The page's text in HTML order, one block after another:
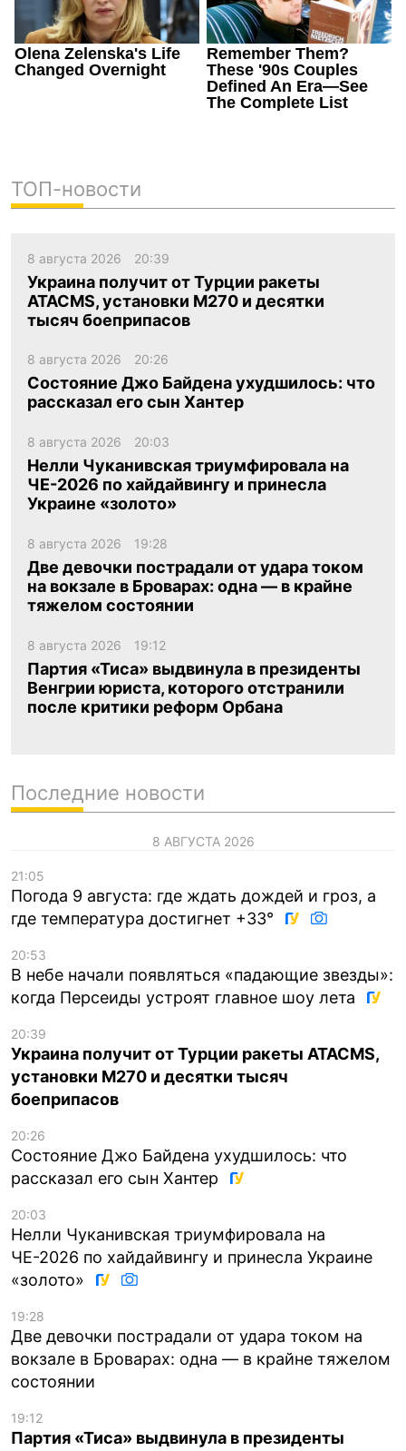
ТОП-новости
8 августа 2026 20:39
Украина получит от Турции ракеты
ATACMS, установки M270 и десятки
тысяч боеприпасов
8 августа 2026 20:26
Состояние Джо Байдена ухудшилось: что
рассказал его сын Хантер
8 августа 2026 20:03
Нелли Чуканивская триумфировала на
ЧЕ-2026 по хайдайвингу и принесла
Украине «золото»
8 августа 2026 19:28
Две девочки пострадали от удара током
на вокзале в Броварах: одна — в крайне
тяжелом состоянии
8 августа 2026 19:12
Партия «Тиса» выдвинула в президенты
Венгрии юриста, которого отстранили
после критики реформ Орбана
Последние новости
8 АВГУСТА 2026
21:05
Погода 9 августа: где ждать дождей и гроз, а
где температура достигнет +33°
20:53
В небе начали появляться «падающие звезды»:
когда Персеиды устроят главное шоу лета
20:39
Украина получит от Турции ракеты ATACMS,
установки M270 и десятки тысяч
боеприпасов
20:26
Состояние Джо Байдена ухудшилось: что
рассказал его сын Хантер
20:03
Нелли Чуканивская триумфировала на
ЧЕ-2026 по хайдайвингу и принесла Украине
«золото»
19:28
Две девочки пострадали от удара током на
вокзале в Броварах: одна — в крайне тяжелом
состоянии
19:12
Партия «Тиса» выдвинула в президенты